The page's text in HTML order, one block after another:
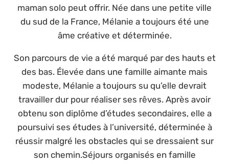
maman solo peut offrir. Née dans une petite ville
du sud de la France, Mélanie a toujours été une
âme créative et déterminée.
Son parcours de vie a été marqué par des hauts et
des bas. Élevée dans une famille aimante mais
modeste, Mélanie a toujours su qu’elle devrait
travailler dur pour réaliser ses rêves. Après avoir
obtenu son diplôme d’études secondaires, elle a
poursuivi ses études à l’université, déterminée à
réussir malgré les obstacles qui se dressaient sur
son chemin.Séjours organisés en famille